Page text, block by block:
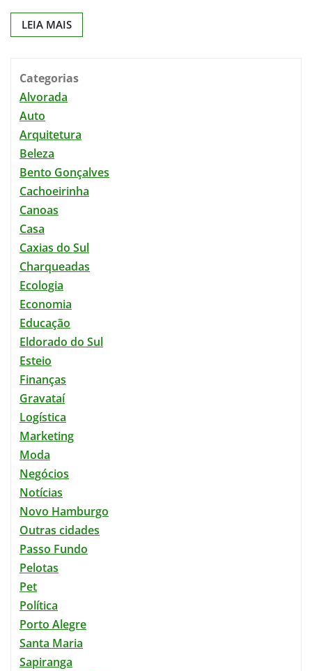
LEIA MAIS
Categorias
Alvorada
Auto
Arquitetura
Beleza
Bento Gonçalves
Cachoeirinha
Canoas
Casa
Caxias do Sul
Charqueadas
Ecologia
Economia
Educação
Eldorado do Sul
Esteio
Finanças
Gravataí
Logística
Marketing
Moda
Negócios
Notícias
Novo Hamburgo
Outras cidades
Passo Fundo
Pelotas
Pet
Política
Porto Alegre
Santa Maria
Sapiranga